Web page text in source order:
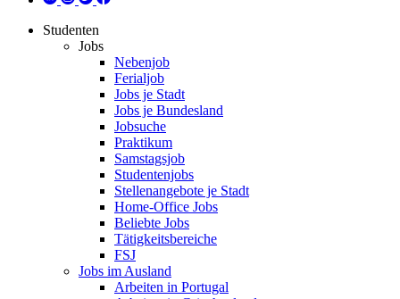
Studenten
Jobs
Nebenjob
Ferialjob
Jobs je Stadt
Jobs je Bundesland
Jobsuche
Praktikum
Samstagsjob
Studentenjobs
Stellenangebote je Stadt
Home-Office Jobs
Beliebte Jobs
Tätigkeitsbereiche
FSJ
Jobs im Ausland
Arbeiten in Portugal